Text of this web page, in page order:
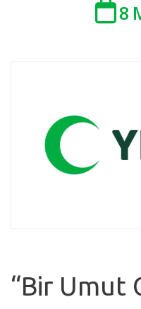
8
“Bir Umut